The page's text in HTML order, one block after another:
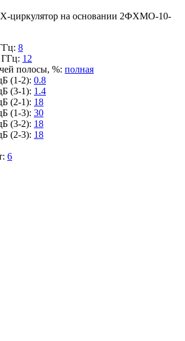
циркулятор на основании 2ФХМО-10-
: 8
ГГц: 12
полосы, %: полная
(1-2): 0.8
(3-1): 1.4
(2-1): 18
(1-3): 30
(3-2): 18
(2-3): 18
: 6